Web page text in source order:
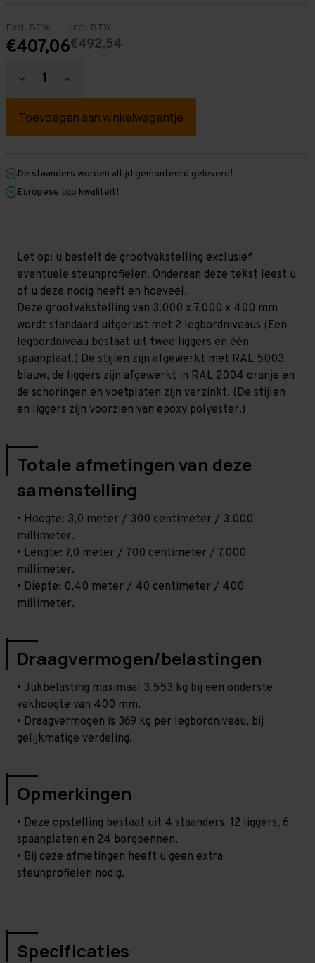
Excl. BTW
€407,06
Incl. BTW
€492,54
Hoeveelheid
verlagen
Grootvakstelling
mm
mm
x
400
niveaus
(Liggers:
2.250
mm)
Hoeveelheid
verhogen
Grootvakstelling
mm
mm
400
niveaus
(Liggers:
2.250
mm)
De staanders worden altijd gemonteerd geleverd!
Europese top kwaliteit!
Let op: u bestelt de grootvakstelling exclusief
eventuele steunprofielen. Onderaan deze tekst leest u
of u deze nodig heeft en hoeveel.
Deze grootvakstelling van 3.000 x 7.000 x 400 mm
wordt standaard uitgerust met 2 legbordniveaus (Een
legbordniveau bestaat uit twee liggers en één
spaanplaat.) De stijlen zijn afgewerkt met RAL 5003
blauw, de liggers zijn afgewerkt in RAL 2004 oranje en
de schoringen en voetplaten zijn verzinkt. (De stijlen
en liggers zijn voorzien van epoxy polyester.)
Totale afmetingen van deze
samenstelling
• Hoogte: 3,0 meter / 300 centimeter / 3.000
millimeter.
• Lengte: 7,0 meter / 700 centimeter / 7.000
millimeter.
• Diepte: 0,40 meter / 40 centimeter / 400
millimeter.
Draagvermogen/belastingen
• Jukbelasting maximaal 3.553 kg bij een onderste
vakhoogte van 400 mm.
• Draagvermogen is 369 kg per legbordniveau, bij
gelijkmatige verdeling.
Opmerkingen
• Deze opstelling bestaat uit 4 staanders, 12 liggers, 6
spaanplaten en 24 borgpennen.
• Bij deze afmetingen heeft u geen extra
steunprofielen nodig.
Specificaties